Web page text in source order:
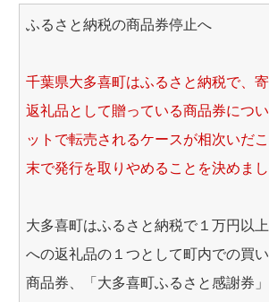
ふるさと納税の商品券停止へ
千葉県大多喜町はふるさと納税で、
返礼品として贈っている商品券につ
ットで転売されるケースが相次いだ
末で発行を取りやめることを決めまし
大多喜町はふるさと納税で１万円以
への返礼品の１つとして町内での買
商品券、「大多喜町ふるさと感謝券